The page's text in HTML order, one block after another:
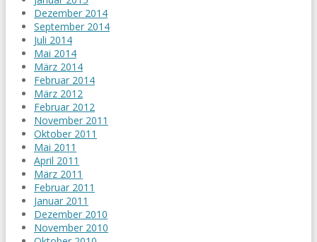
Dezember 2014
September 2014
Juli 2014
Mai 2014
März 2014
Februar 2014
März 2012
Februar 2012
November 2011
Oktober 2011
Mai 2011
April 2011
März 2011
Februar 2011
Januar 2011
Dezember 2010
November 2010